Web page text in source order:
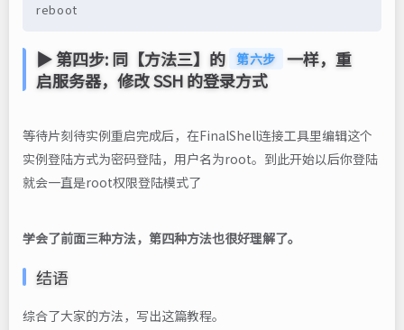
reboot
▶ 第四步: 同【方法三】的 第六步
一样，重
启服务器，修改 SSH 的登录方式
等待片刻待实例重启完成后，在FinalShell连接工具里编辑这个
实例登陆方式为密码登陆，用户名为root。到此开始以后你登陆
就会一直是root权限登陆模式了
学会了前面三种方法，第四种方法也很好理解了。
结语
综合了大家的方法，写出这篇教程。